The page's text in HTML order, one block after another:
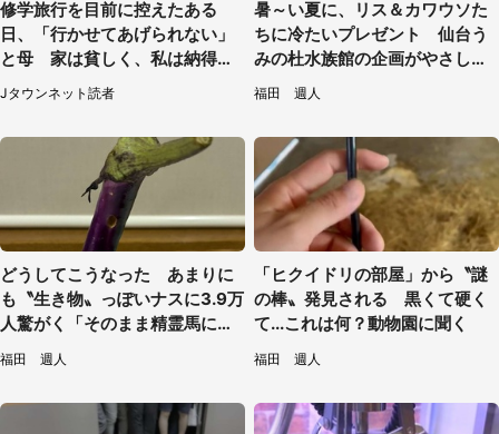
修学旅行を目前に控えたある
日、「行かせてあげられない」
と母 家は貧しく、私は納得し
たけれど...（北海道・70代以上
女性）
Jタウンネット読者
暑～い夏に、リス＆カワウソた
ちに冷たいプレゼント 仙台う
みの杜水族館の企画がやさしい
【7／31～8／23】
福田 週人
どうしてこうなった あまりに
も〝生き物〟っぽいナスに3.9万
人驚がく「そのまま精霊馬に使
えそう」
福田 週人
「ヒクイドリの部屋」から〝謎
の棒〟発見される 黒くて硬く
て...これは何？動物園に聞く
福田 週人